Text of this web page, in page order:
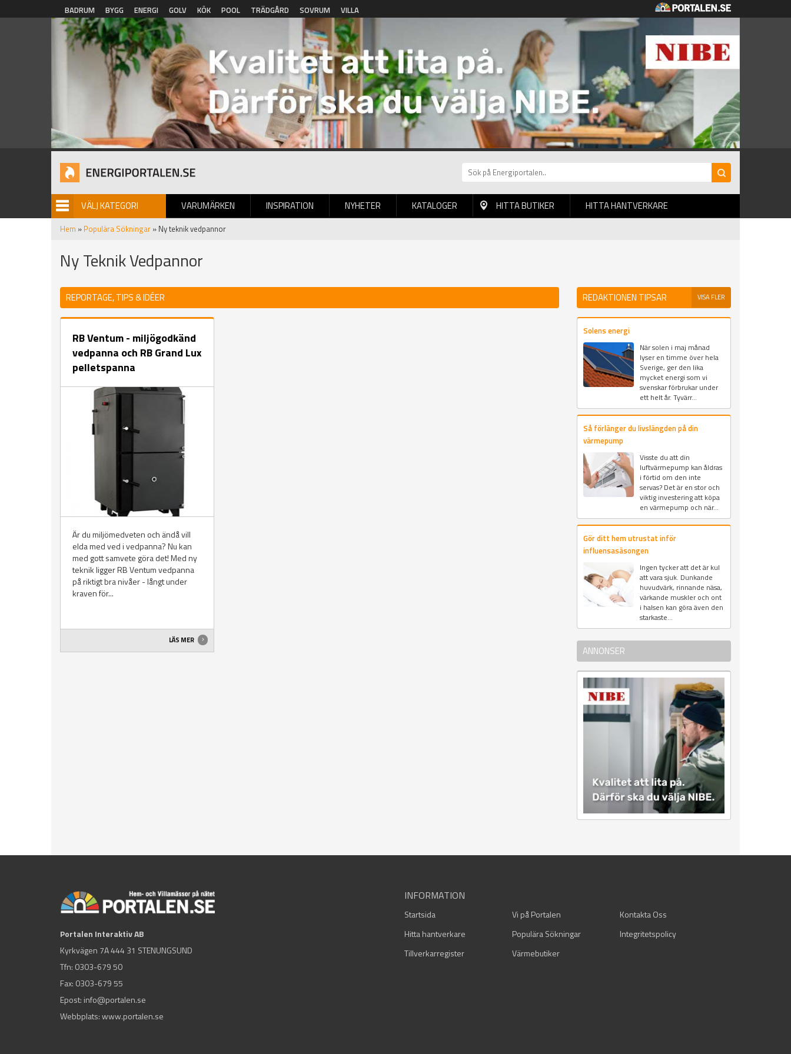
Hoppa till huvudinnehåll
BADRUM BYGG ENERGI GOLV KÖK POOL TRÄDGÅRD SOVRUM VILLA
VÄLJ KATEGORI VARUMÄRKEN INSPIRATION NYHETER
BILDGALLERI KATALOGER HITTA BUTIKER HITTA HANTVERKARE
Hem » Populära Sökningar » Ny teknik vedpannor
Ny Teknik Vedpannor
REPORTAGE, TIPS & IDÉER
RB Ventum - miljögodkänd
vedpanna och RB Grand Lux
pelletspanna
Är du miljömedveten och ändå vill
elda med ved i vedpanna? Nu kan
med gott samvete göra det! Med ny
teknik ligger RB Ventum vedpanna
på riktigt bra nivåer - långt under
kraven för...
LÄS MER
REDAKTIONEN TIPSAR VISA FLER
Solens energi
När solen i maj månad
lyser en timme över hela
Sverige, ger den lika
mycket energi som vi
svenskar förbrukar under
ett helt år. Tyvärr...
Så förlänger du livslängden på din
värmepump
Visste du att din
luftvärmepump kan åldras
i förtid om den inte
servas? Det är en stor och
viktig investering att köpa
en värmepump och när...
Gör ditt hem utrustat inför
influensasäsongen
Ingen tycker att det är kul
att vara sjuk. Dunkande
huvudvärk, rinnande näsa,
värkande muskler och ont
i halsen kan göra även den
starkaste...
ANNONSER
Portalen Interaktiv AB
Kyrkvägen 7A 444 31 STENUNGSUND
Tfn: 0303-679 50
Fax: 0303-679 55
Epost: info@portalen.se
Webbplats: www.portalen.se
INFORMATION
Startsida Vi på Portalen
Kontakta Oss
Hitta hantverkare
Populära Sökningar
Integritetspolicy
Tillverkarregister
Värmebutiker